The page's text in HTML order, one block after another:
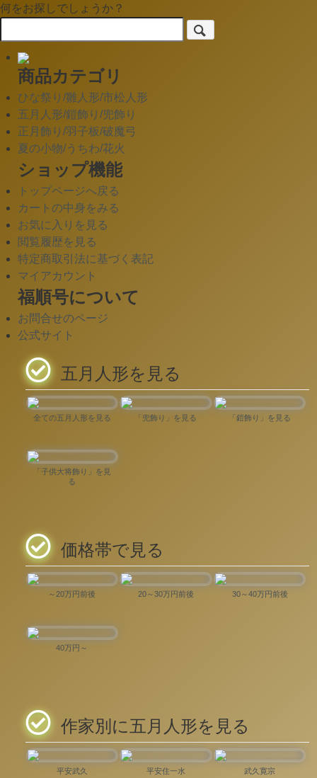
何をお探しでしょうか？
商品カテゴリ
ひな祭り/雛人形/市松人形
五月人形/鎧飾り/兜飾り
正月飾り/羽子板/破魔弓
夏の小物/うちわ/花火
ショップ機能
トップページへ戻る
カートの中身をみる
お気に入りを見る
閲覧履歴を見る
特定商取引法に基づく表記
マイアカウント
福順号について
お問合せのページ
公式サイト
五月人形を見る
全ての五月人形を見る 「兜飾り」を見る 「鎧飾り」を見る
「子供大将飾り」を見
る
価格帯で見る
～20万円前後 20～30万円前後 30～40万円前後
40万円～
作家別に五月人形を見る
平安武久 平安住一水 武久寛宗